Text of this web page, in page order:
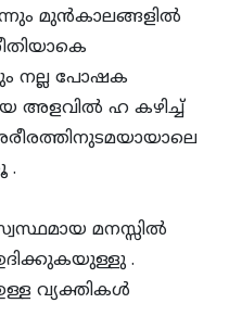
മുന്‍കാലങ്ങളില്‍
നല്ല പോഷക
അളവില്‍ ഹ കഴിച്ച്‌
.
മനസ്സില്‍
.
വ്യക്തികള്‍